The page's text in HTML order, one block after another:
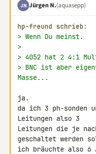
JN Jürgen N.(aquasepp)
hp-freund schrieb:
> Wenn Du meinst.
>
> 4052 hat 2 4:1
> BNC ist aber
Masse...
ja.
da ich 3 ph-sonden
Leitungen also 3
Leitungen die je
geschaltet werden
ich bräuchte also 6